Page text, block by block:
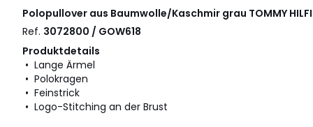
Polopullover aus Baumwolle/Kaschmir grau TOMMY
Ref. 3072800 / GOW618
Produktdetails
• Lange Ärmel
• Polokragen
• Feinstrick
• Logo-Stitching an der Brust